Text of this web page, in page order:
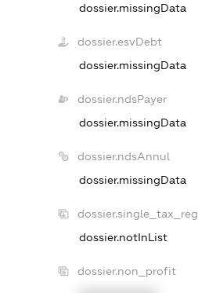
dossier.missingData
dossier.esvDebt
dossier.missingData
dossier.ndsPayer
dossier.missingData
dossier.ndsAnnul
dossier.missingData
dossier.single_tax_reg
dossier.notInList
dossier.non_profit